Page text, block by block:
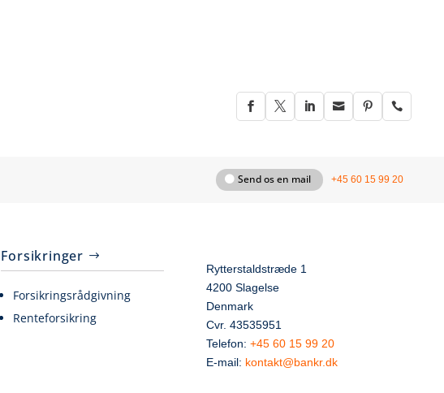
     
Send os en mail +45 60 15 99 20
Forsikringer
Forsikringsrådgivning
Renteforsikring
Rytterstaldstræde 1
4200 Slagelse
Denmark
Cvr. 43535951
Telefon: +45 60 15 99 20
E-mail: kontakt@bankr.dk